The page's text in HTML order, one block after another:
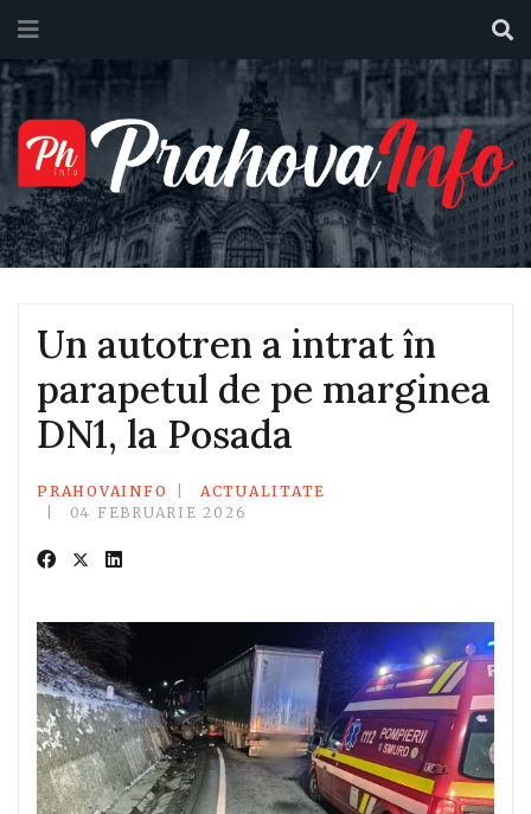
Un autotren a intrat în
parapetul de pe marginea
DN1, la Posada
PRAHOVAINFO
ACTUALITATE
04 FEBRUARIE 2026